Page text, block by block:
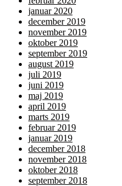
januar 2020
december 2019
november 2019
oktober 2019
september 2019
august 2019
juli 2019
juni 2019
maj 2019
april 2019
marts 2019
februar 2019
januar 2019
december 2018
november 2018
oktober 2018
september 2018